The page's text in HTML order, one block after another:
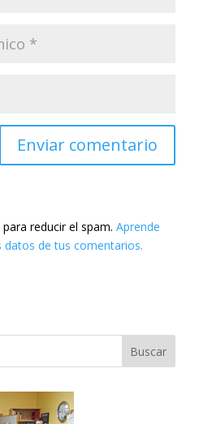
reducir el spam. Aprende
de tus comentarios.